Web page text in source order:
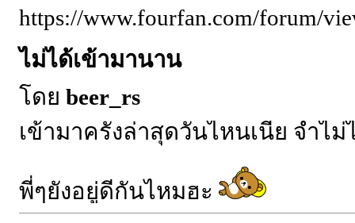
https://www.fourfan.com/forum/
ไม่ได้เข้ามานาน
โดย beer_rs
เข้ามาครั้งล่าสุดวันไหนเนี่ย จำไม่
พี่ๆยังอยู่ดีกันไหมฮะ